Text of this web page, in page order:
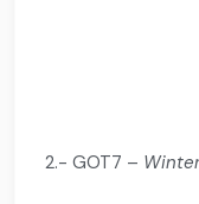
2.- GOT7 –